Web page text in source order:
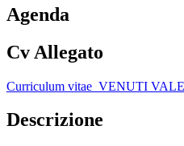
Agenda
Cv Allegato
Curriculum vitae_VENUTI
Descrizione